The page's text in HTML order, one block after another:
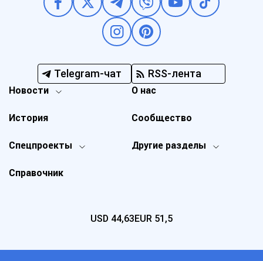
Telegram-чат RSS-лента
Новости
Спецпроекты Другие разделы
История
О нас
Справочник
Сообщество
USD 44,63EUR 51,5